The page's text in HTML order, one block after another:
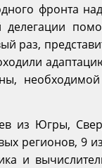
фронта
раз,
из Югры,
регионов, 9
и